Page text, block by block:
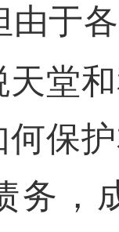
由于
堂
保
务，